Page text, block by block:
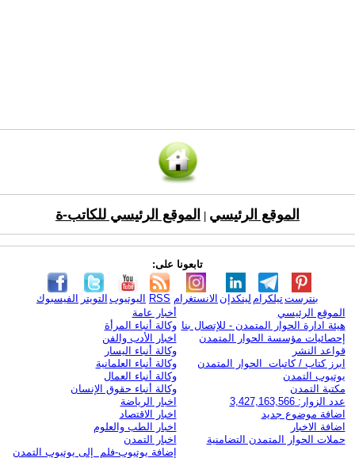
الموقع الرئيسي الموقع الرئيسي للكاتب-ة
تابعونا على:
الفيسبوك التويتر اليوتيوب RSS الانستغرام لينكدإن تيلكرامبنترست
الموقع الرئيسي
هيئة ادارة الحوار المتمدن - للإتصال بنا
إحصائيات مؤسسة الحوار المتمدن
قواعد النشر
ابرز كتاب / كاتبات الحوار المتمدن
يوتيوب التمدن
مكتبة التمدن
عدد الزوار: 3,427,163,566
اضافة موضوع جديد
اضافة الاخبار
حملات الحوار المتمدن التضامنية
أخبار عامة
وكالة أنباء المرأة
اخبار الأدب والفن
وكالة أنباء اليسار
وكالة أنباء العلمانية
وكالة أنباء العمال
وكالة أنباء حقوق الإنسان
اخبار الرياضة
اخبار الاقتصاد
اخبار الطب والعلوم
اخبار التمدن
إضافة يوتيوب-فلم إلى يوتيوب التمدن